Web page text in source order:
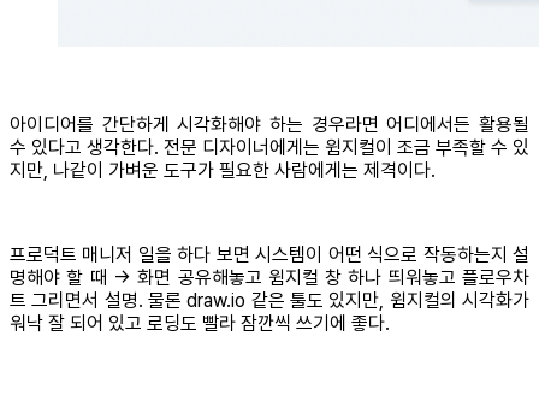
아이디어를 간단하게 시각화해야 하는 경우라면 어디에서든 활용될
수 있다고 생각한다. 전문 디자이너에게는 윔지컬이 조금 부족할 수 있
지만, 나같이 가벼운 도구가 필요한 사람에게는 제격이다.
프로덕트 매니저 일을 하다 보면 시스템이 어떤 식으로 작동하는지 설
명해야 할 때 → 화면 공유해놓고 윔지컬 창 하나 띄워놓고 플로우차
트 그리면서 설명. 물론 draw.io 같은 툴도 있지만, 윔지컬의 시각화가
워낙 잘 되어 있고 로딩도 빨라 잠깐씩 쓰기에 좋다.